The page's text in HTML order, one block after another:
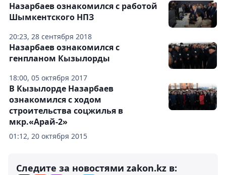
20:23, 28 сентября 2018
Назарбаев ознакомился с работой
Шымкентского НПЗ
18:00, 05 октября 2017
Назарбаев ознакомился с
генпланом Кызылорды
01:12, 20 октября 2015
В Кызылорде Назарбаев
ознакомился с ходом
строительства соцжилья в
мкр.«Арай-2»
Следите за новостями zakon.kz в: